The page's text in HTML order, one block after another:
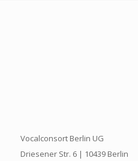
Vocalconsort Berlin UG
Driesener Str. 6 | 10439 Berlin